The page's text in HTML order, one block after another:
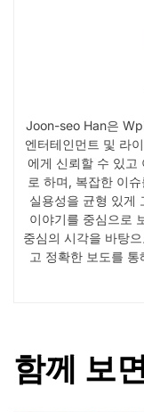
Joon-seo Han은
엔터테인먼트 및 라
에게 신뢰할 수 있고
로 하며, 복잡한 이
실용성을 균형 있게
이야기를 중심으로
중심의 시각을 바탕
고 정확한 보도를
함께 보